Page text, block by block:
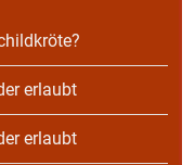
erlaubt
erlaubt